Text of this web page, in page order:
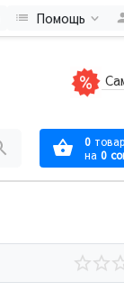
Помощь
0
на 0